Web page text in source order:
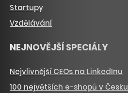
Startupy
Vzdělávání
NEJNOVĚJŠÍ SPECIÁLY
Nejvlivnější CEOs na LinkedInu
100 největších e-shopů v Česku